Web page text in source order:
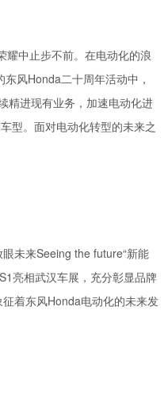
耀中止步不前。在电动化的浪
风Honda二十周年活动中，
精进现有业务，加速电动化进
型。面对电动化转型的未来之
未来Seeing the future“新能
亮相武汉车展，充分彰显品牌
着东风Honda电动化的未来发